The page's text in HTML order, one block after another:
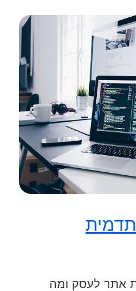
אתר לעסק ומה